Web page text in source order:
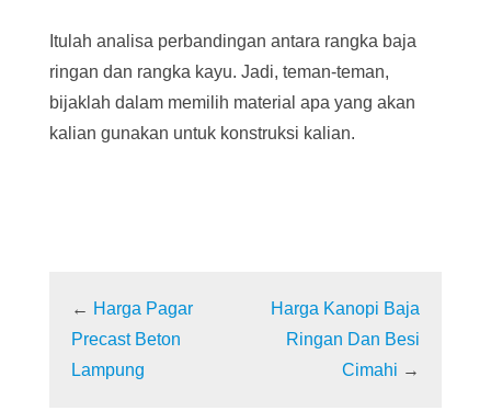
Itulah analisa perbandingan antara rangka baja
ringan dan rangka kayu. Jadi, teman-teman,
bijaklah dalam memilih material apa yang akan
kalian gunakan untuk konstruksi kalian.
← Harga Pagar
Precast Beton
Lampung
Harga Kanopi Baja
Ringan Dan Besi
Cimahi →